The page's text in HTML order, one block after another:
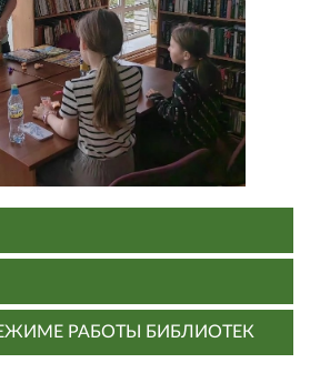
РАБОТЫ БИБЛИОТЕК